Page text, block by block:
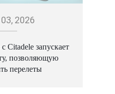
2026
Citadele запускает
позволяющую
перелеты